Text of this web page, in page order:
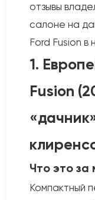
отзывы
салоне на
Ford Fusion в
1.
Fusion
Что это
Компактный